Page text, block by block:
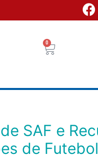
0
de Futebol